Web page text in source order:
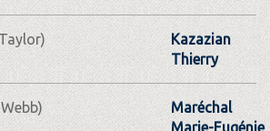
Kazazian
Thierry
Maréchal
Marie-Eugénie